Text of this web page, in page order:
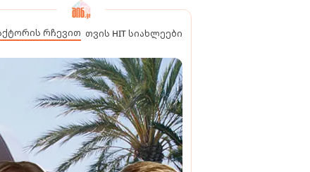
რჩევით თვის HIT სიახლეები